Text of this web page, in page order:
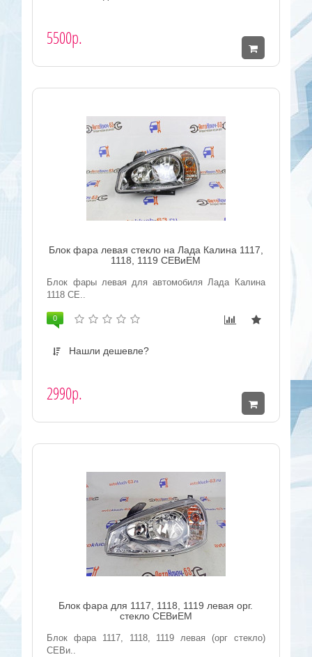
5500р.
Блок фара левая стекло на Лада Калина 1117,
1118, 1119 СЕВиЕМ
Блок фары левая для автомобиля Лада Калина
1118 СЕ..
0
Нашли дешевле?
2990р.
Блок фара для 1117, 1118, 1119 левая орг.
стекло СЕВиЕМ
Блок фара 1117, 1118, 1119 левая (орг стекло)
СЕВи..